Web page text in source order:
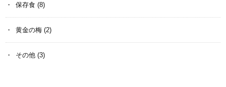
保存食 (8)
黄金の梅 (2)
その他 (3)